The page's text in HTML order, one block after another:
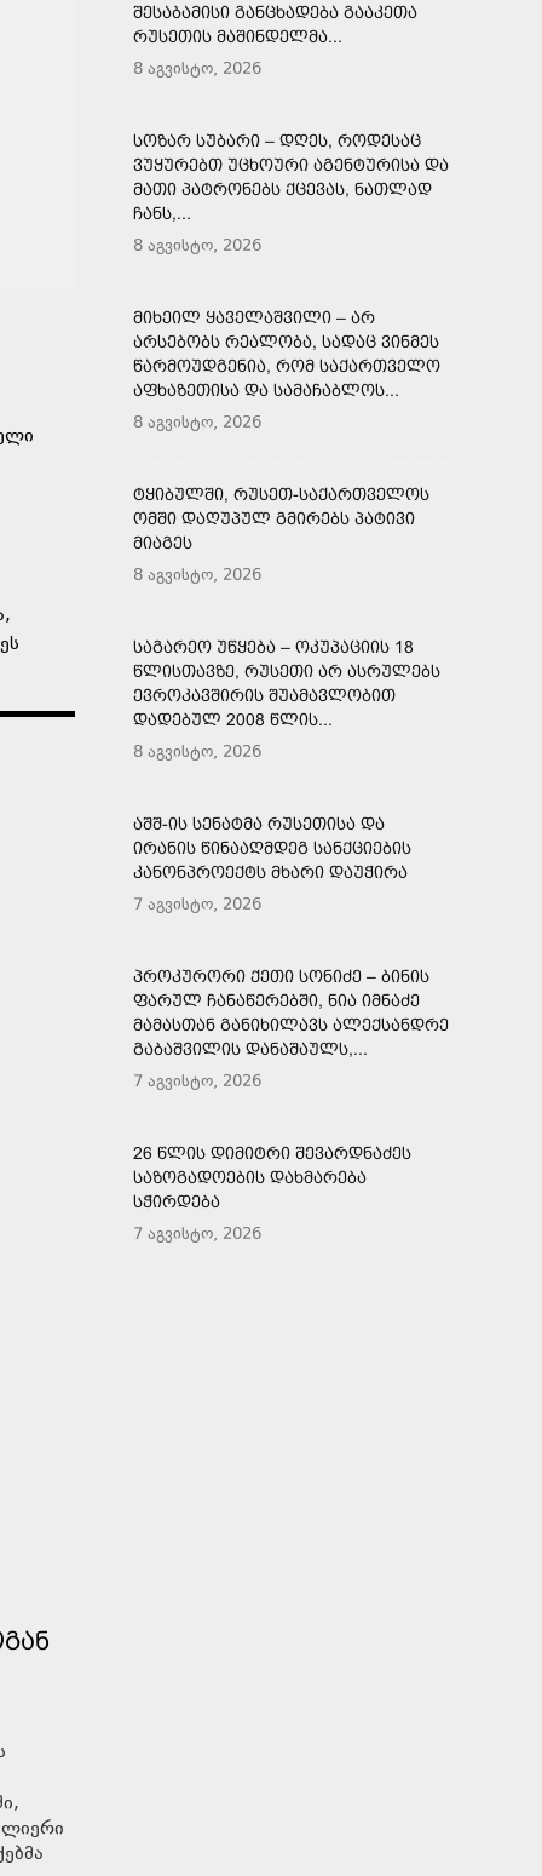
ᲨᲔᲡᲐᲑᲐᲛᲘᲡᲘ ᲒᲐᲜᲪᲮᲐᲓᲔᲑᲐ ᲒᲐᲐᲙᲔᲗᲐ
ᲠᲣᲡᲔᲗᲘᲡ ᲛᲐᲨᲘᲜᲓᲔᲚᲛᲐ...
8 აგვისტო, 2026
ᲡᲝᲖᲐᲠ ᲡᲣᲑᲐᲠᲘ – ᲓᲦᲔᲡ, ᲠᲝᲓᲔᲡᲐᲪ
ᲕᲣᲧᲣᲠᲔᲑᲗ ᲣᲪᲮᲝᲣᲠᲘ ᲐᲒᲔᲜᲢᲣᲠᲘᲡᲐ ᲓᲐ
ᲛᲐᲗᲘ ᲞᲐᲢᲠᲝᲜᲔᲑᲡ ᲥᲪᲔᲕᲐᲡ, ᲜᲐᲗᲚᲐᲓ
ᲩᲐᲜᲡ,...
8 აგვისტო, 2026
ᲛᲘᲮᲔᲘᲚ ᲧᲐᲕᲔᲚᲐᲨᲕᲘᲚᲘ – ᲐᲠ
ᲐᲠᲡᲔᲑᲝᲑᲡ ᲠᲔᲐᲚᲝᲑᲐ, ᲡᲐᲓᲐᲪ ᲕᲘᲜᲛᲔᲡ
ᲬᲐᲠᲛᲝᲣᲓᲒᲔᲜᲘᲐ, ᲠᲝᲛ ᲡᲐᲥᲐᲠᲗᲕᲔᲚᲝ
ᲐᲤᲮᲐᲖᲔᲗᲘᲡᲐ ᲓᲐ ᲡᲐᲛᲐᲩᲐᲑᲚᲝᲡ...
8 აგვისტო, 2026
ᲢᲧᲘᲑᲣᲚᲨᲘ, ᲠᲣᲡᲔᲗ-ᲡᲐᲥᲐᲠᲗᲕᲔᲚᲝᲡ
ᲝᲛᲨᲘ ᲓᲐᲦᲣᲞᲣᲚ ᲒᲛᲘᲠᲔᲑᲡ ᲞᲐᲢᲘᲕᲘ
ᲛᲘᲐᲒᲔᲡ
8 აგვისტო, 2026
ᲡᲐᲒᲐᲠᲔᲝ ᲣᲬᲧᲔᲑᲐ – ᲝᲙᲣᲞᲐᲪᲘᲘᲡ 18
ᲬᲚᲘᲡᲗᲐᲕᲖᲔ, ᲠᲣᲡᲔᲗᲘ ᲐᲠ ᲐᲡᲠᲣᲚᲔᲑᲡ
ᲔᲕᲠᲝᲙᲐᲕᲨᲘᲠᲘᲡ ᲨᲣᲐᲛᲐᲕᲚᲝᲑᲘᲗ
ᲓᲐᲓᲔᲑᲣᲚ 2008 ᲬᲚᲘᲡ...
8 აგვისტო, 2026
ᲐᲨᲨ-ᲘᲡ ᲡᲔᲜᲐᲢᲛᲐ ᲠᲣᲡᲔᲗᲘᲡᲐ ᲓᲐ
ᲘᲠᲐᲜᲘᲡ ᲬᲘᲜᲐᲐᲦᲛᲓᲔᲒ ᲡᲐᲜᲥᲪᲘᲔᲑᲘᲡ
ᲙᲐᲜᲝᲜᲞᲠᲝᲔᲥᲢᲡ ᲛᲮᲐᲠᲘ ᲓᲐᲣᲭᲘᲠᲐ
7 აგვისტო, 2026
ᲞᲠᲝᲙᲣᲠᲝᲠᲘ ᲥᲔᲗᲘ ᲡᲝᲜᲘᲫᲔ – ᲑᲘᲜᲘᲡ
ᲤᲐᲠᲣᲚ ᲩᲐᲜᲐᲬᲔᲠᲔᲑᲨᲘ, ᲜᲘᲐ ᲘᲛᲜᲐᲫᲔ
ᲛᲐᲛᲐᲡᲗᲐᲜ ᲒᲐᲜᲘᲮᲘᲚᲐᲕᲡ ᲐᲚᲔᲥᲡᲐᲜᲓᲠᲔ
ᲒᲐᲑᲐᲨᲕᲘᲚᲘᲡ ᲓᲐᲜᲐᲨᲐᲣᲚᲡ,...
7 აგვისტო, 2026
26 ᲬᲚᲘᲡ ᲓᲘᲛᲘᲢᲠᲘ ᲨᲔᲕᲐᲠᲓᲜᲐᲫᲔᲡ
ᲡᲐᲖᲝᲒᲐᲓᲝᲔᲑᲘᲡ ᲓᲐᲮᲛᲐᲠᲔᲑᲐ
ᲡᲭᲘᲠᲓᲔᲑᲐ
7 აგვისტო, 2026